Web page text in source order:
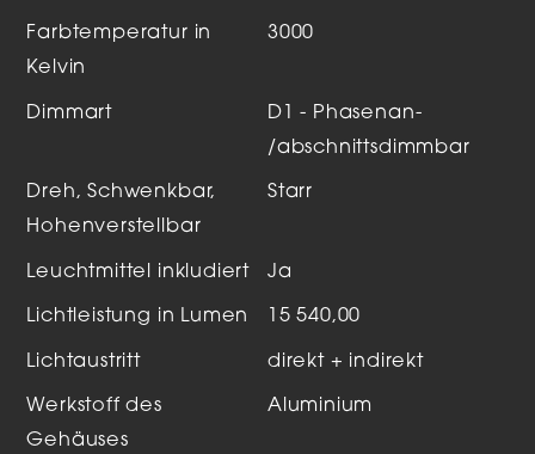
Farbtemperatur in
Kelvin
3000
Dimmart
D1 - Phasenan-
/abschnittsdimmbar
Dreh, Schwenkbar,
Hohenverstellbar
Starr
Leuchtmittel inkludiert Ja
Lichtleistung in Lumen 15 540,00
Lichtaustritt direkt + indirekt
Werkstoff des
Gehäuses
Aluminium